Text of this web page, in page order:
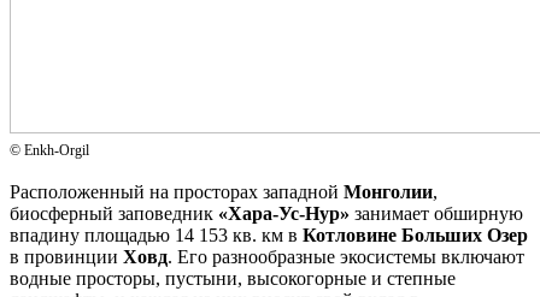
© Enkh-Orgil
Расположенный на просторах западной Монголии,
биосферный заповедник «Хара-Ус-Нур» занимает обширную
впадину площадью 14 153 кв. км в Котловине Больших Озер
в провинции Ховд. Его разнообразные экосистемы включают
водные просторы, пустыни, высокогорные и степные